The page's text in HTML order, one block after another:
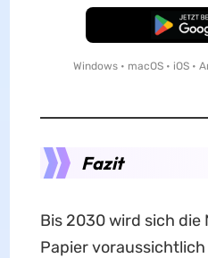
Kostenloser
Windows • macOS • iOS •
Fazit
Bis 2030 wird sich
Papier